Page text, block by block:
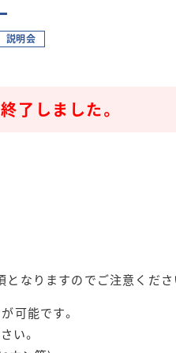
説明会
了しました。
なりますのでご注意くださ
可能です。
い。